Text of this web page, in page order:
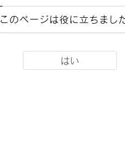
このページは役に立ちまし
はい